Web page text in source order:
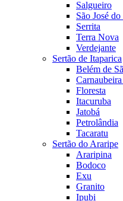
Salgueiro
São José
Serrita
Terra Nova
Verdejante
Sertão de Itaparica
Belém de
Floresta
Itacuruba
Jatobá
Petrolândia
Tacaratu
Sertão do Araripe
Araripina
Bodoco
Exu
Granito
Ipubi